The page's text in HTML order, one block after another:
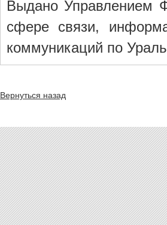
Выдано Управлением
сфере связи,
коммуникаций по
Вернуться назад